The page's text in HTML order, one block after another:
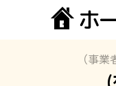
（事